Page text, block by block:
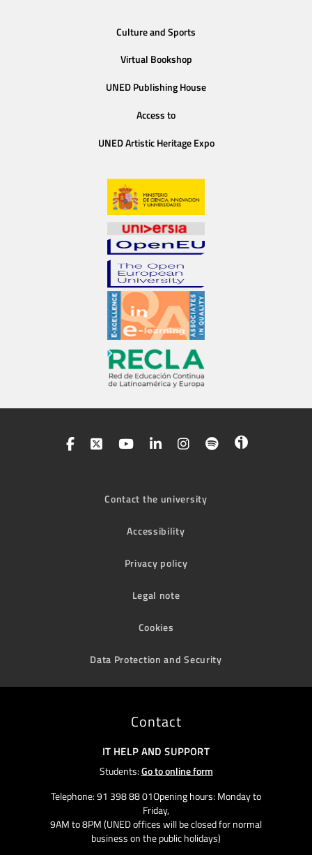
Culture and Sports
Virtual Bookshop
UNED Publishing House
Access to
UNED Artistic Heritage Expo
Contact the university
Accessibility
Privacy policy
Legal note
Cookies
Data Protection and Security
Contact
IT HELP AND SUPPORT
Students:Go to online form
Telephone: 91 398 88 01Opening hours: Monday to
Friday,
9AM to 8PM (UNED offices will be closed for normal
business on the public holidays)